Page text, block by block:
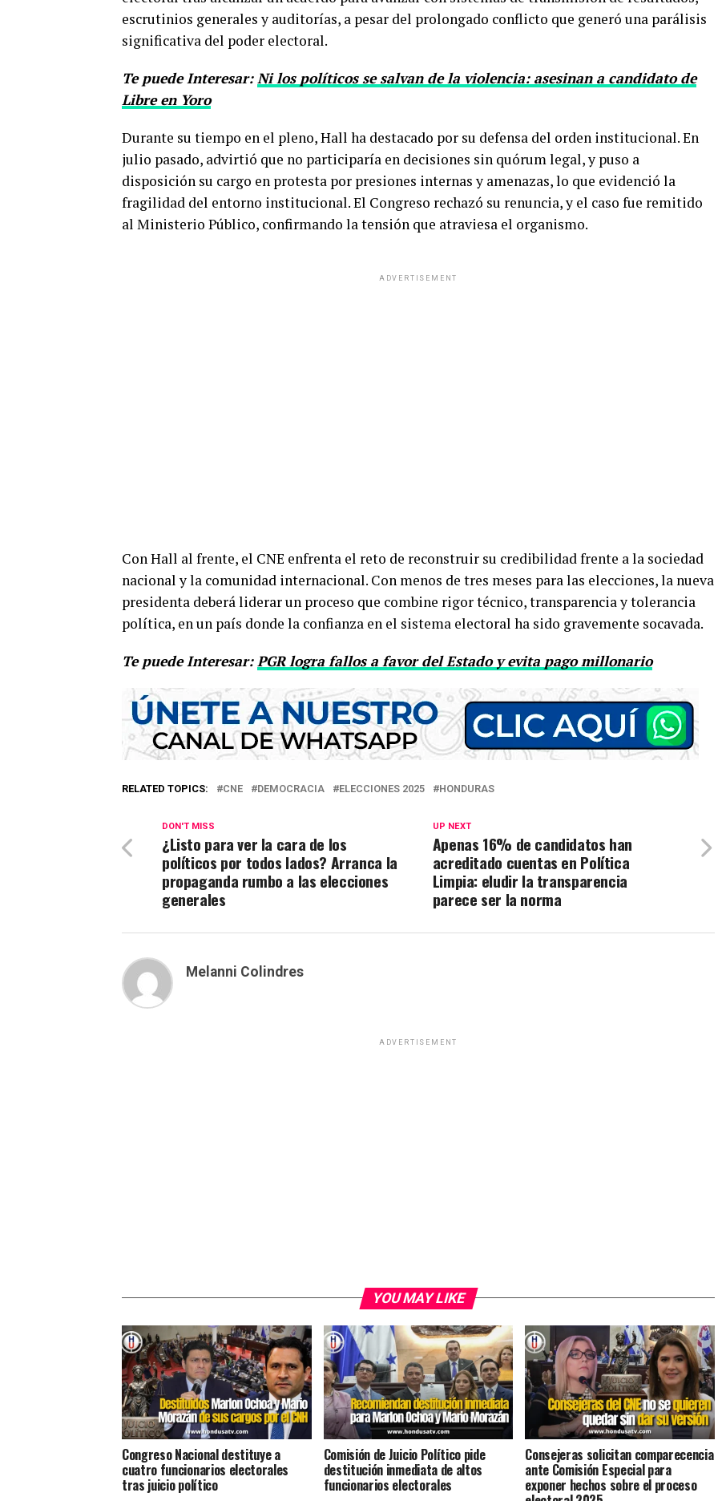
escrutinios generales y auditorías, a pesar del prolongado conflicto que generó una parálisis
significativa del poder electoral.
Te puede Interesar: Ni los políticos se salvan de la violencia: asesinan a candidato de
Libre en Yoro
Durante su tiempo en el pleno, Hall ha destacado por su defensa del orden institucional. En
julio pasado, advirtió que no participaría en decisiones sin quórum legal, y puso a
disposición su cargo en protesta por presiones internas y amenazas, lo que evidenció la
fragilidad del entorno institucional. El Congreso rechazó su renuncia, y el caso fue remitido
al Ministerio Público, confirmando la tensión que atraviesa el organismo.
ADVERTISEMENT
Con Hall al frente, el CNE enfrenta el reto de reconstruir su credibilidad frente a la sociedad
nacional y la comunidad internacional. Con menos de tres meses para las elecciones, la nueva
presidenta deberá liderar un proceso que combine rigor técnico, transparencia y tolerancia
política, en un país donde la confianza en el sistema electoral ha sido gravemente socavada.
Te puede Interesar: PGR logra fallos a favor del Estado y evita pago millonario
RELATED TOPICS: CNE DEMOCRACIA ELECCIONES 2025 HONDURAS
UP NEXT
Apenas 16% de candidatos han
acreditado cuentas en Política
Limpia: eludir la transparencia
parece ser la norma
DON'T MISS
¿Listo para ver la cara de los
políticos por todos lados? Arranca la
propaganda rumbo a las elecciones
generales
Melanni Colindres
ADVERTISEMENT
YOU MAY LIKE
Congreso Nacional destituye a
cuatro funcionarios electorales
tras juicio político
Comisión de Juicio Político pide
destitución inmediata de altos
funcionarios electorales
Consejeras solicitan comparecencia
ante Comisión Especial para
exponer hechos sobre el proceso